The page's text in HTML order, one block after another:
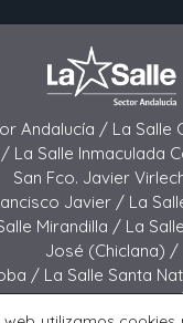
Andalucía / La Salle
/ La Salle Inmaculada
San Fco. Javier
Javier / La
Mirandilla / La
José (Chiclana) /
/ La Salle Santa
Sagrado Corazón